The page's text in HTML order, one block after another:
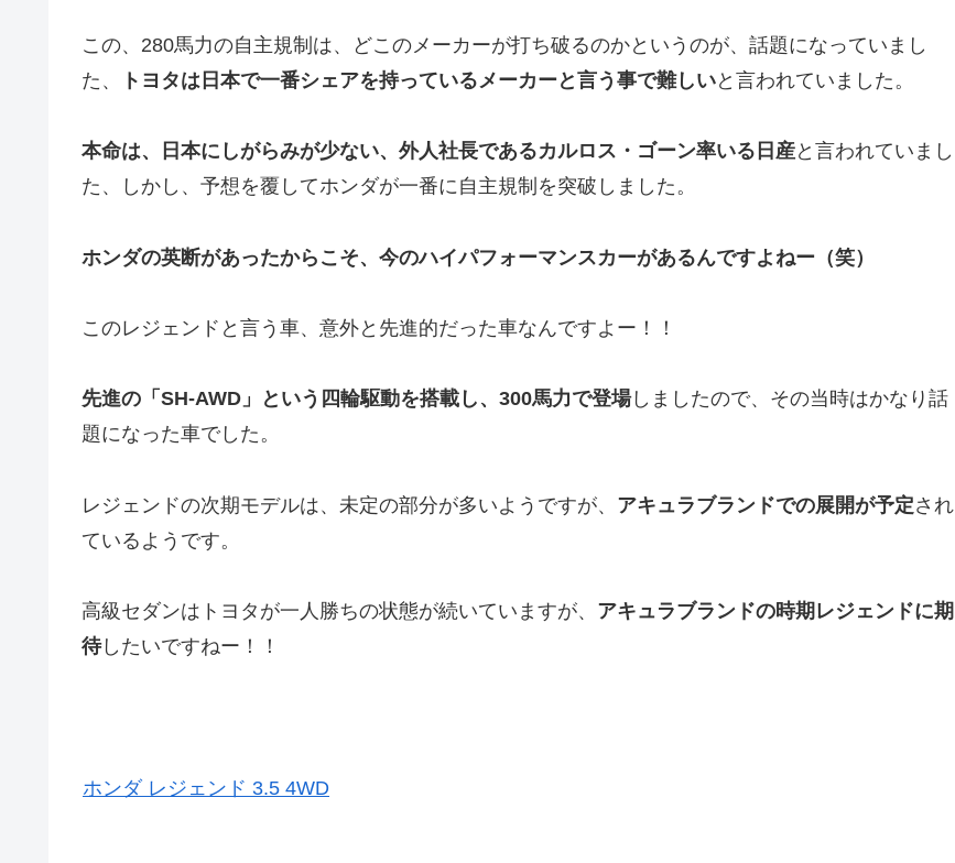
この、280馬力の自主規制は、どこのメーカーが打ち破るのかというのが、話題になっていまし
た、
トヨタは日本で一番シェアを持っているメーカーと言う事で難しいと言われていました。
本命は、日本にしがらみが少ない、外人社長であるカルロス・ゴーン率いる日産と言われていまし
た、しかし、予想を覆してホンダが一番に自主規制を突破しました。
ホンダの英断があったからこそ、今のハイパフォーマンスカーがあるんですよねー（笑）
このレジェンドと言う車、意外と先進的だった車なんですよー！！
先進の「SH-AWD」という四輪駆動を搭載し、300馬力で登場しましたので、その当時はかなり話
題になった車でした。
レジェンドの次期モデルは、未定の部分が多いようですが、 アキュラブランドでの展開が予定され
ているようです。
高級セダンはトヨタが一人勝ちの状態が続いていますが、 アキュラブランドの時期レジェンドに期
待したいですねー！！
ホンダ レジェンド 3.5 4WD